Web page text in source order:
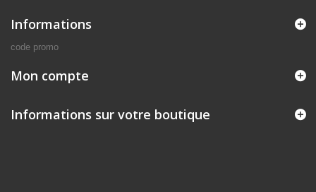
Informations
code promo
Mon compte
Informations sur votre boutique